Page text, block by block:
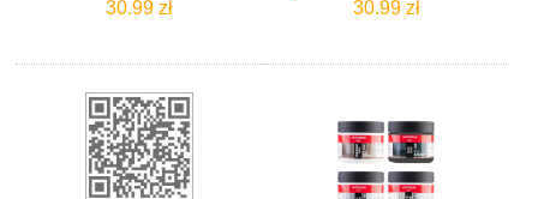
30.99 zł 30.99 zł